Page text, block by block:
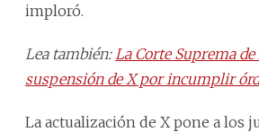
imploró.
Lea también: La Corte Suprema
suspensión de X por incumplir
La actualización de X pone a los